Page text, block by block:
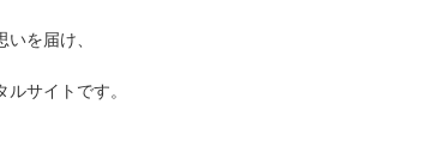
を届け、
サイトです。